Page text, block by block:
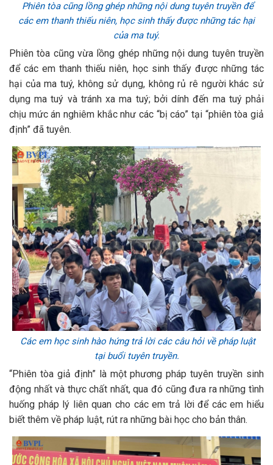
Phiên tòa cũng lồng ghép những nội dung tuyên truyền để
các em thanh thiếu niên, học sinh thấy được những tác hại
của ma tuý.
Phiên tòa cũng vừa lồng ghép những nội dung tuyên truyền
để các em thanh thiếu niên, học sinh thấy được những tác
hại của ma tuý, không sử dụng, không rủ rê người khác sử
dụng ma tuý và tránh xa ma tuý; bởi dính đến ma tuý phải
chịu mức án nghiêm khắc như các “bị cáo” tại “phiên tòa giả
định” đã tuyên.
Các em học sinh hào hứng trả lời các câu hỏi về pháp luật
tại buổi tuyên truyền.
“Phiên tòa giả định” là một phương pháp tuyên truyền sinh
động nhất và thực chất nhất, qua đó cũng đưa ra những tình
huống pháp lý liên quan cho các em trả lời để các em hiểu
biết thêm về pháp luật, rút ra những bài học cho bản thân.